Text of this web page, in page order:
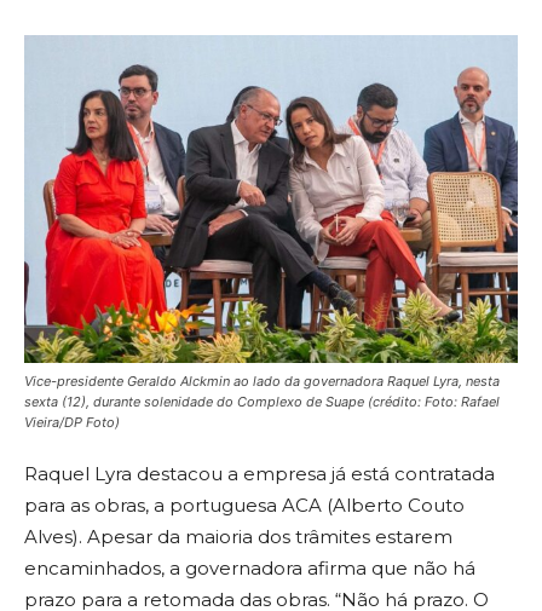
Vice-presidente Geraldo Alckmin ao lado da governadora Raquel Lyra, nesta
sexta (12), durante solenidade do Complexo de Suape (crédito: Foto: Rafael
Vieira/DP Foto)
Raquel Lyra destacou a empresa já está contratada
para as obras, a portuguesa ACA (Alberto Couto
Alves). Apesar da maioria dos trâmites estarem
encaminhados, a governadora afirma que não há
prazo para a retomada das obras. “Não há prazo. O